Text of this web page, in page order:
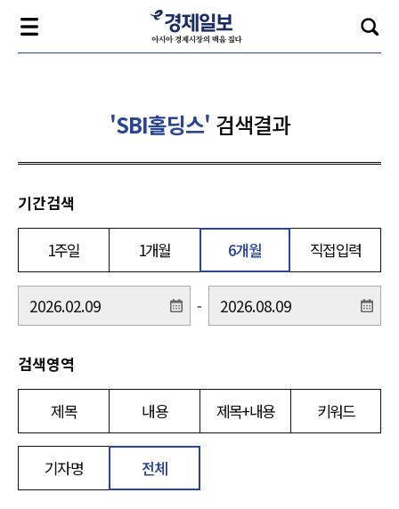
'SBI홀딩스' 검색결과
기간검색
1주일 1개월 6개월 직접입력
-
검색영역
제목 내용 제목+내용 키워드
기자명 전체